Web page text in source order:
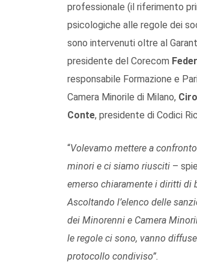
professionale (il riferimento
psicologiche alle regole dei
sono intervenuti oltre al
presidente del Corecom
responsabile Formazione e
Camera Minorile di Milano,
Conte, presidente di Codici
“Volevamo mettere a
minori e ci siamo riusciti –
emerso chiaramente i diritti di
Ascoltando l’elenco delle
dei Minorenni e Camera
le regole ci sono, vanno
protocollo condiviso”.